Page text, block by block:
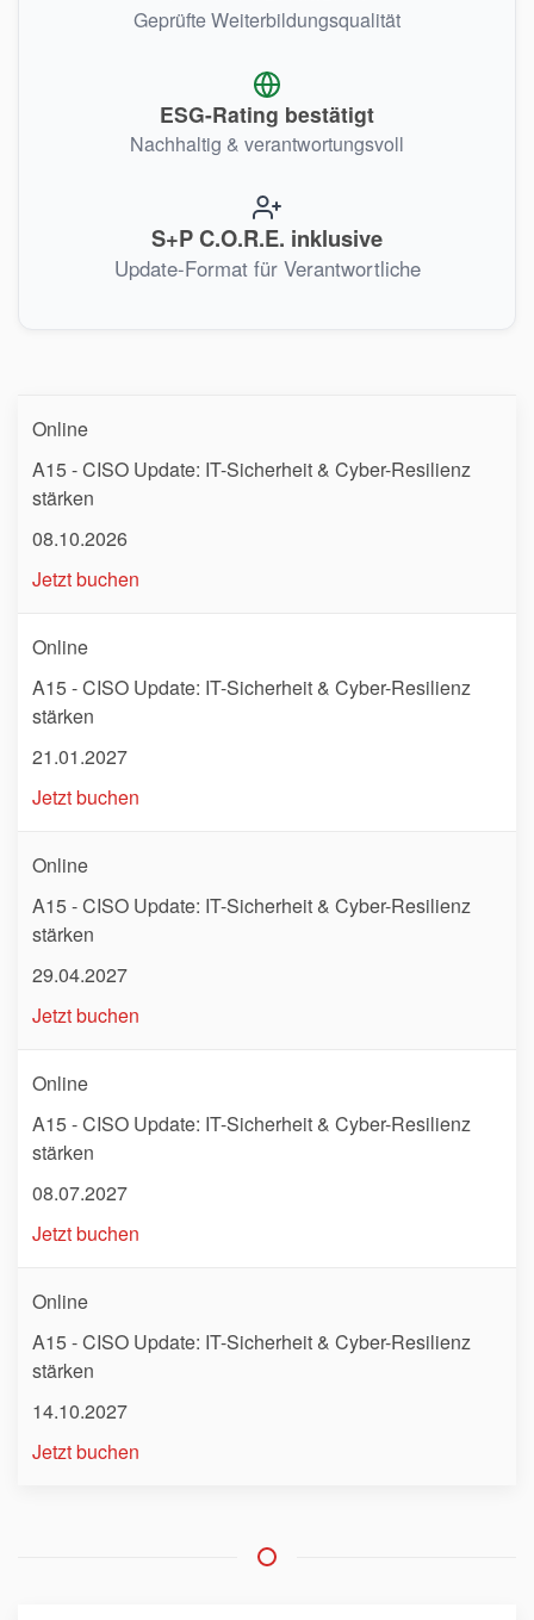
Geprüfte Weiterbildungsqualität
ESG-Rating bestätigt
Nachhaltig & verantwortungsvoll
S+P C.O.R.E. inklusive
Update-Format für Verantwortliche
Online
A15 - CISO Update: IT-Sicherheit & Cyber-Resilienz
stärken
08.10.2026
Jetzt buchen
Online
A15 - CISO Update: IT-Sicherheit & Cyber-Resilienz
stärken
21.01.2027
Jetzt buchen
Online
A15 - CISO Update: IT-Sicherheit & Cyber-Resilienz
stärken
29.04.2027
Jetzt buchen
Online
A15 - CISO Update: IT-Sicherheit & Cyber-Resilienz
stärken
08.07.2027
Jetzt buchen
Online
A15 - CISO Update: IT-Sicherheit & Cyber-Resilienz
stärken
14.10.2027
Jetzt buchen